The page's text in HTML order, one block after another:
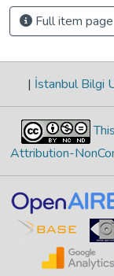
Full item page
| İstanbul Bilgi
Attribution-